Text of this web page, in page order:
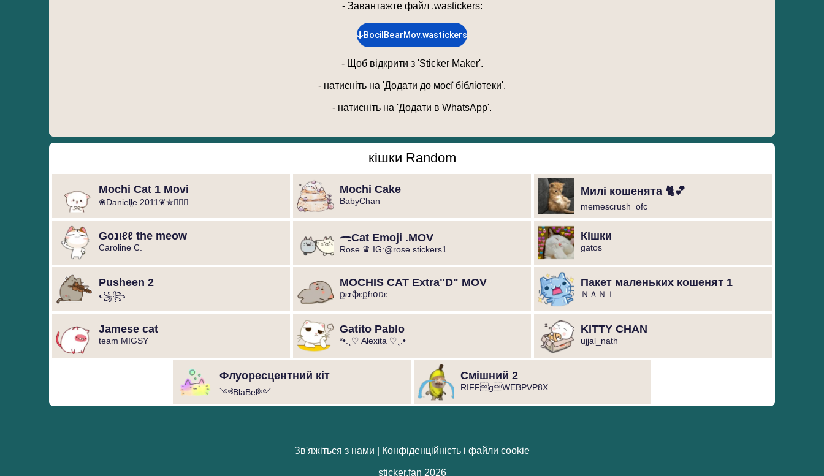
- Завантажте файл .wastickers:
BocilBearMov.wastickers
- Щоб відкрити з 'Sticker Maker'.
- натисніть на 'Додати до моєї бібліотеки'.
- натисніть на 'Додати в WhatsApp'.
кішки Random
Mochi Cat 1 Movi
❀Danie͢͢͢lle 2011❦✮◐⃢⃟
Mochi Cake
BabyChan
Милі кошенята 🐈💕
memescrush_ofc
Gοנιℓℓ the meow
Caroline C.
ᯏCat Emoji .MOV
Rose ♛ IG:@rose.stickers1
Кішки
gatos
Pusheen 2
꧁️꧂
MOCHIS CAT Extra"D" MOV
քɛrֆɛքɦօռɛ
Пакет маленьких кошенят 1
ＮＡＮＩ
Jamese cat
team MIGSY
Gatito Pablo
*•.¸♡ Alexita ♡¸.•
KITTY CHAN
ujjal_nath
Флуоресцентний кіт
༺BlaBel༻
Смішний 2
RIFFgWEBPVP8X
Зв'яжіться з нами Конфіденційність і файли cookie
sticker.fan 2026